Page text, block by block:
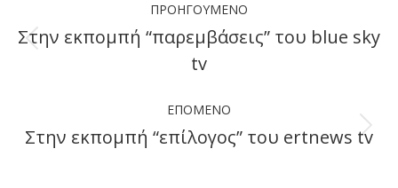
navigation
ΠΡΟΗΓΟΎΜΕΝΟ
Previous
Στην εκπομπή “παρεμβάσεις” του blue sky
tv
ΕΠΌΜΕΝΟ
Next
Στην εκπομπή “επίλογος” του ertnews tv